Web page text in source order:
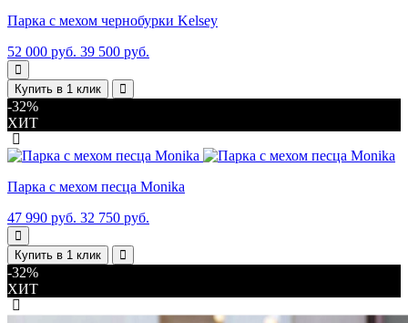
Парка с мехом чернобурки Kelsey
52 000 руб. 39 500 руб.
Купить в 1 клик
-32%
ХИТ
Парка с мехом песца Monika
47 990 руб. 32 750 руб.
Купить в 1 клик
-32%
ХИТ